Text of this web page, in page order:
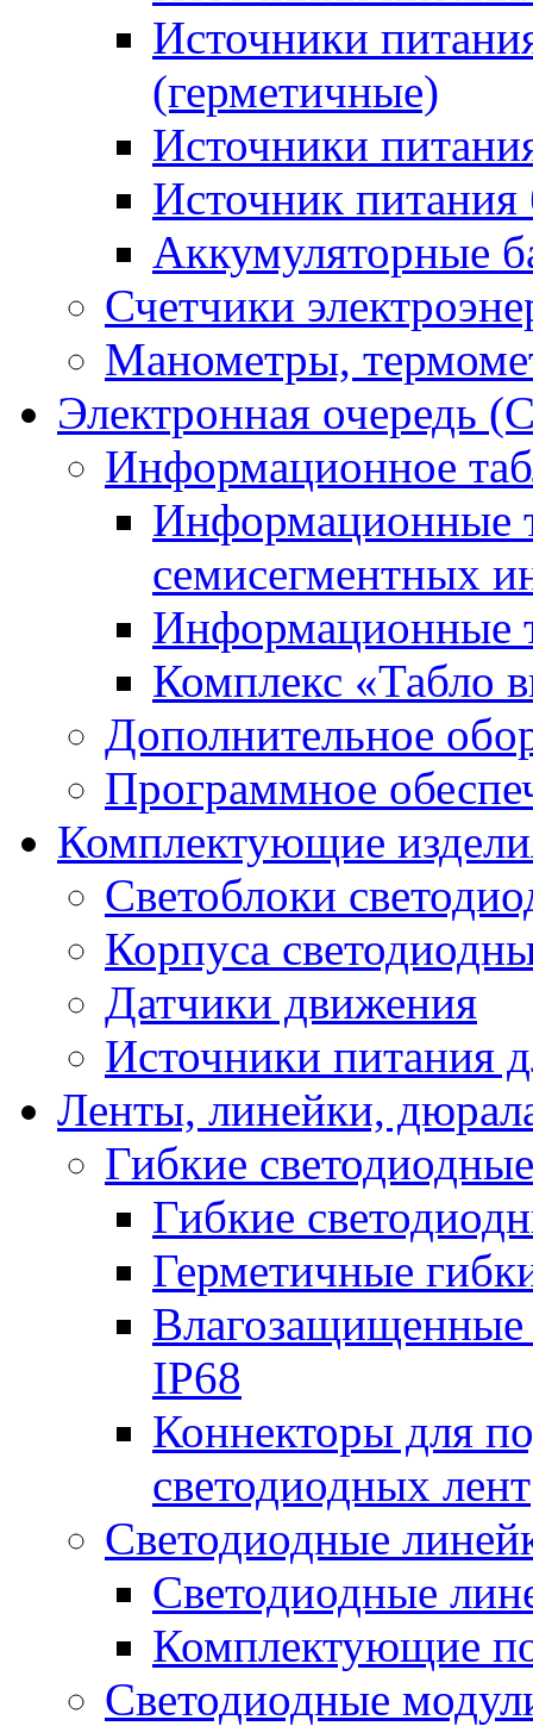
Источники
(герметичные)
Источники
Источник
Аккумуляторные
Счетчики
Манометры,
Электронная очередь
Информационное
Информационные
семисегментных
Информационные
Комплекс «Табло
Дополнительное
Программное
Комплектующие
Светоблоки
Корпуса
Датчики движения
Источники питания
Ленты, линейки,
Гибкие
Гибкие
Герметичные
Влагозащищенные
IP68
Коннекторы для
светодиодных лент
Светодиодные
Светодиодные
Комплектующие
Светодиодные